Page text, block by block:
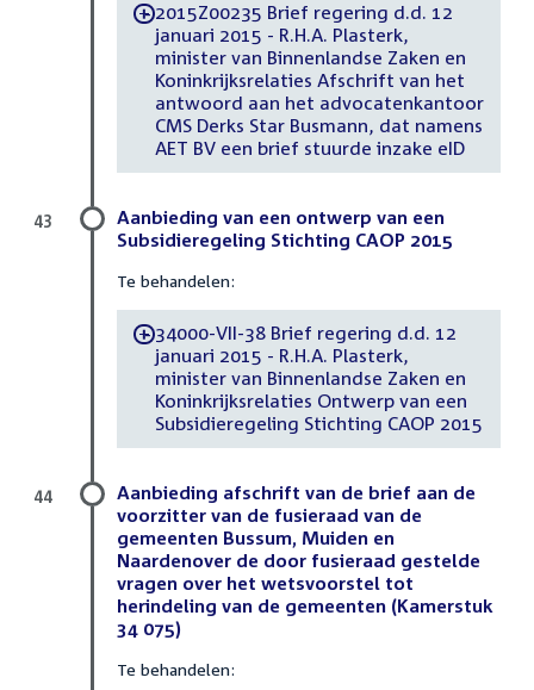
-2015Z00235 Brief regering d.d. 12
januari 2015 - R.H.A. Plasterk,
minister van Binnenlandse Zaken en
Koninkrijksrelaties Afschrift van het
antwoord aan het advocatenkantoor
CMS Derks Star Busmann, dat namens
AET BV een brief stuurde inzake eID
Aanbieding van een ontwerp van een
Subsidieregeling Stichting CAOP 2015
Te behandelen:
-34000-VII-38 Brief regering d.d. 12
januari 2015 - R.H.A. Plasterk,
minister van Binnenlandse Zaken en
Koninkrijksrelaties Ontwerp van een
Subsidieregeling Stichting CAOP 2015
43
Aanbieding afschrift van de brief aan de
voorzitter van de fusieraad van de
gemeenten Bussum, Muiden en
Naardenover de door fusieraad gestelde
vragen over het wetsvoorstel tot
herindeling van de gemeenten (Kamerstuk
34 075)
Te behandelen:
44